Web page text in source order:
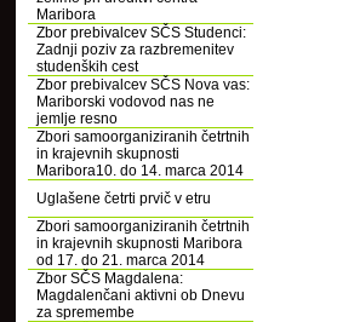
Maribora
Zbor prebivalcev SČS Studenci:
Zadnji poziv za razbremenitev
studenških cest
Zbor prebivalcev SČS Nova vas:
Mariborski vodovod nas ne
jemlje resno
Zbori samoorganiziranih četrtnih
in krajevnih skupnosti
Maribora10. do 14. marca 2014
Uglašene četrti prvič v etru
Zbori samoorganiziranih četrtnih
in krajevnih skupnosti Maribora
od 17. do 21. marca 2014
Zbor SČS Magdalena:
Magdalenčani aktivni ob Dnevu
za spremembe